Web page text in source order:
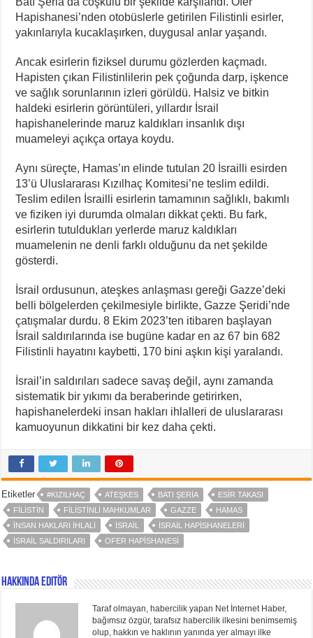
Hapishanesi’nden otobüslerle getirilen Filistinli esirler,
yakınlarıyla kucaklaşırken, duygusal anlar yaşandı.
Ancak esirlerin fiziksel durumu gözlerden kaçmadı.
Hapisten çıkan Filistinlilerin pek çoğunda darp, işkence
ve sağlık sorunlarının izleri görüldü. Halsiz ve bitkin
haldeki esirlerin görüntüleri, yıllardır İsrail
hapishanelerinde maruz kaldıkları insanlık dışı
muameleyi açıkça ortaya koydu.
Aynı süreçte, Hamas’ın elinde tutulan 20 İsrailli esirden
13’ü Uluslararası Kızılhaç Komitesi’ne teslim edildi.
Teslim edilen İsrailli esirlerin tamamının sağlıklı, bakımlı
ve fiziken iyi durumda olmaları dikkat çekti. Bu fark,
esirlerin tutuldukları yerlerde maruz kaldıkları
muamelenin ne denli farklı olduğunu da net şekilde
gösterdi.
İsrail ordusunun, ateşkes anlaşması gereği Gazze’deki
belli bölgelerden çekilmesiyle birlikte, Gazze Şeridi’nde
çatışmalar durdu. 8 Ekim 2023’ten itibaren başlayan
İsrail saldırılarında ise bugüne kadar en az 67 bin 682
Filistinli hayatını kaybetti, 170 bini aşkın kişi yaralandı.
İsrail’in saldırıları sadece savaş değil, aynı zamanda
sistematik bir yıkımı da beraberinde getirirken,
hapishanelerdeki insan hakları ihlalleri de uluslararası
kamuoyunun dikkatini bir kez daha çekti.
Etiketler #KIZILHAÇ ATEŞKES BATI ŞERIA
ESIR TAKASI
FILISTIN
FILISTINLI MAHKUMLAR GAZZE
HAMAS
INSAN HAKLARI IHLALI
ISRAIL
İSRAIL HAPISHANELERI
İSRAIL SALDIRILARI
OFER HAPISHANESI
Hakkında Editör
Taraf olmayan, habercilik yapan Net İnternet Haber,
bağımsız özgür, tarafsız habercilik ilkesini benimsemiş
olup, hakkın ve haklının yanında yer almayı ilke